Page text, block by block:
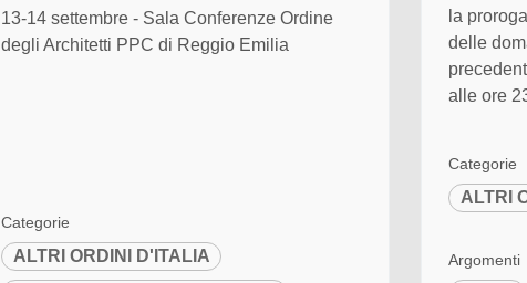
13-14 settembre - Sala Conferenze Ordine
degli Architetti PPC di Reggio Emilia
Categorie
ALTRI ORDINI D'ITALIA
la
delle
alle ore
Categorie
ALTRI
Argomenti